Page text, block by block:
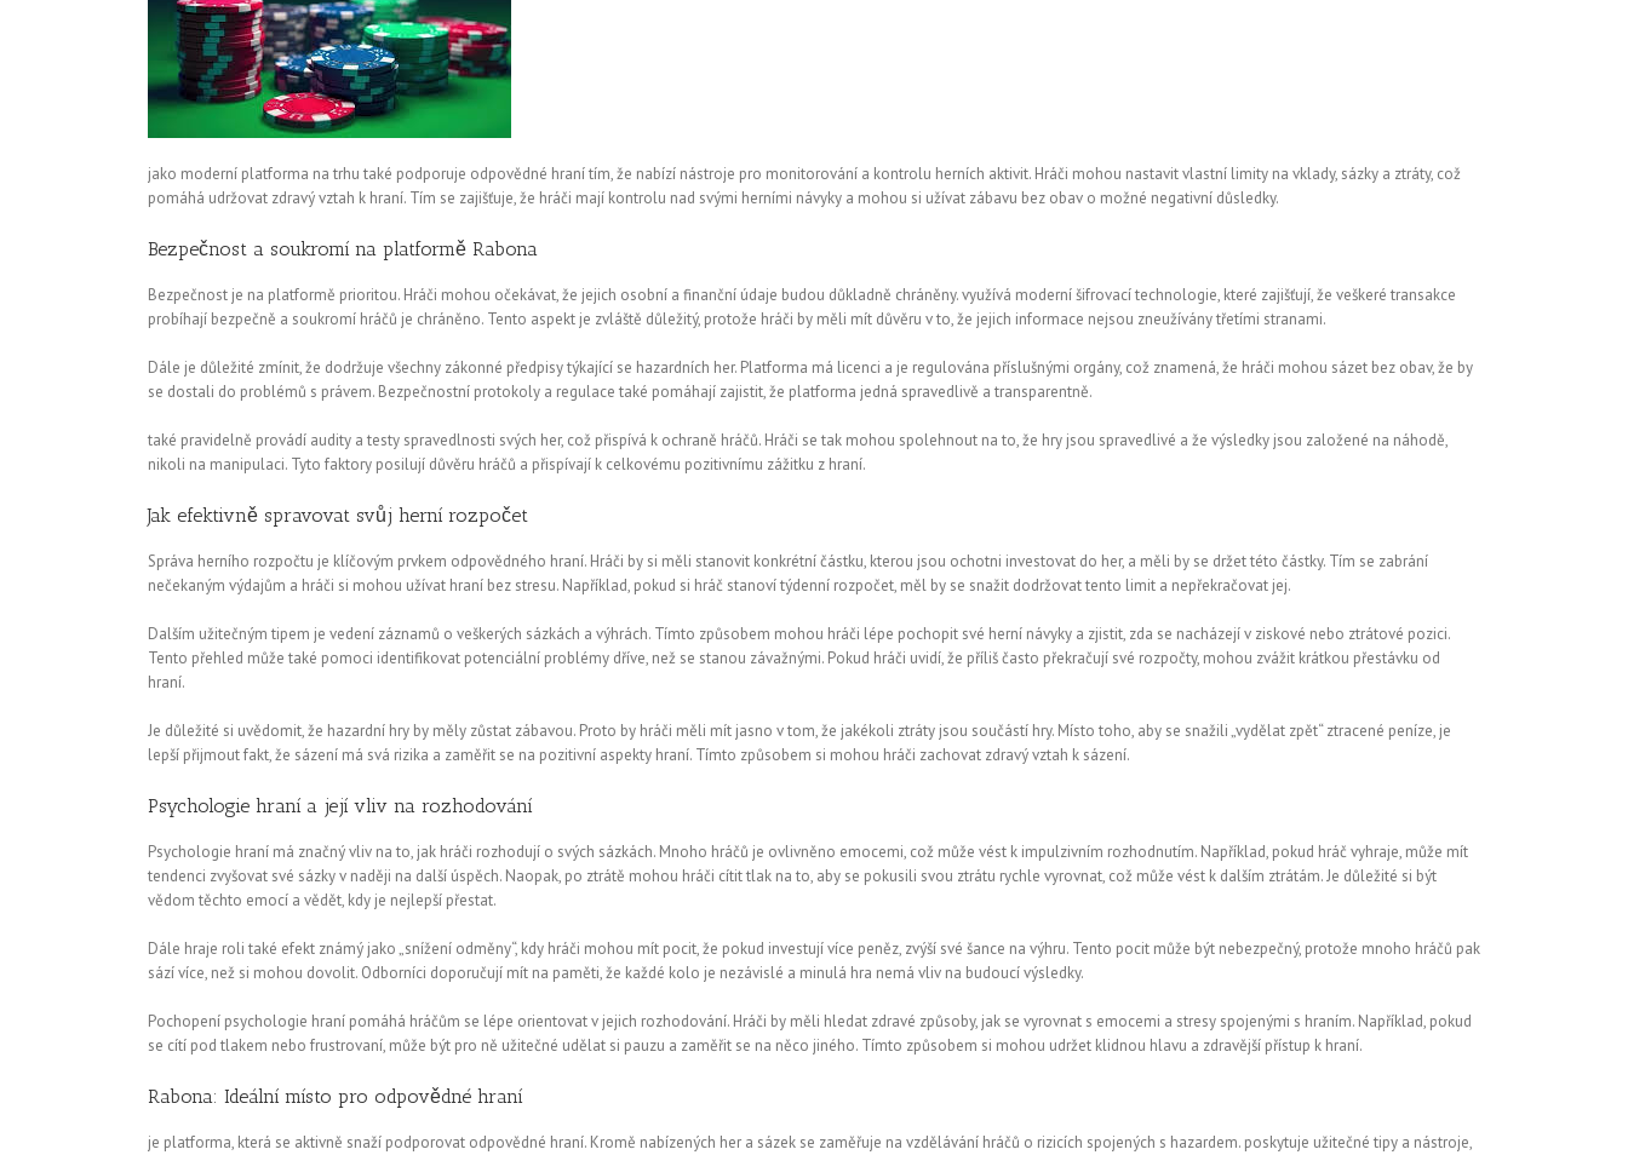
jako moderní platforma na trhu také podporuje odpovědné hraní tím, že nabízí nástroje pro monitorování a kontrolu herních aktivit. Hráči mohou nastavit vlastní limity na vklady, sázky a ztráty, což
pomáhá udržovat zdravý vztah k hraní. Tím se zajišťuje, že hráči mají kontrolu nad svými herními návyky a mohou si užívat zábavu bez obav o možné negativní důsledky.
Bezpečnost a soukromí na platformě Rabona
Bezpečnost je na platformě prioritou. Hráči mohou očekávat, že jejich osobní a finanční údaje budou důkladně chráněny. využívá moderní šifrovací technologie, které zajišťují, že veškeré transakce
probíhají bezpečně a soukromí hráčů je chráněno. Tento aspekt je zvláště důležitý, protože hráči by měli mít důvěru v to, že jejich informace nejsou zneužívány třetími stranami.
Dále je důležité zmínit, že dodržuje všechny zákonné předpisy týkající se hazardních her. Platforma má licenci a je regulována příslušnými orgány, což znamená, že hráči mohou sázet bez obav, že by
se dostali do problémů s právem. Bezpečnostní protokoly a regulace také pomáhají zajistit, že platforma jedná spravedlivě a transparentně.
také pravidelně provádí audity a testy spravedlnosti svých her, což přispívá k ochraně hráčů. Hráči se tak mohou spolehnout na to, že hry jsou spravedlivé a že výsledky jsou založené na náhodě,
nikoli na manipulaci. Tyto faktory posilují důvěru hráčů a přispívají k celkovému pozitivnímu zážitku z hraní.
Jak efektivně spravovat svůj herní rozpočet
Správa herního rozpočtu je klíčovým prvkem odpovědného hraní. Hráči by si měli stanovit konkrétní částku, kterou jsou ochotni investovat do her, a měli by se držet této částky. Tím se zabrání
nečekaným výdajům a hráči si mohou užívat hraní bez stresu. Například, pokud si hráč stanoví týdenní rozpočet, měl by se snažit dodržovat tento limit a nepřekračovat jej.
Dalším užitečným tipem je vedení záznamů o veškerých sázkách a výhrách. Tímto způsobem mohou hráči lépe pochopit své herní návyky a zjistit, zda se nacházejí v ziskové nebo ztrátové pozici.
Tento přehled může také pomoci identifikovat potenciální problémy dříve, než se stanou závažnými. Pokud hráči uvidí, že příliš často překračují své rozpočty, mohou zvážit krátkou přestávku od
hraní.
Je důležité si uvědomit, že hazardní hry by měly zůstat zábavou. Proto by hráči měli mít jasno v tom, že jakékoli ztráty jsou součástí hry. Místo toho, aby se snažili „vydělat zpět“ ztracené peníze, je
lepší přijmout fakt, že sázení má svá rizika a zaměřit se na pozitivní aspekty hraní. Tímto způsobem si mohou hráči zachovat zdravý vztah k sázení.
Psychologie hraní a její vliv na rozhodování
Psychologie hraní má značný vliv na to, jak hráči rozhodují o svých sázkách. Mnoho hráčů je ovlivněno emocemi, což může vést k impulzivním rozhodnutím. Například, pokud hráč vyhraje, může mít
tendenci zvyšovat své sázky v naději na další úspěch. Naopak, po ztrátě mohou hráči cítit tlak na to, aby se pokusili svou ztrátu rychle vyrovnat, což může vést k dalším ztrátám. Je důležité si být
vědom těchto emocí a vědět, kdy je nejlepší přestat.
Dále hraje roli také efekt známý jako „snížení odměny“, kdy hráči mohou mít pocit, že pokud investují více peněz, zvýší své šance na výhru. Tento pocit může být nebezpečný, protože mnoho hráčů pak
sází více, než si mohou dovolit. Odborníci doporučují mít na paměti, že každé kolo je nezávislé a minulá hra nemá vliv na budoucí výsledky.
Pochopení psychologie hraní pomáhá hráčům se lépe orientovat v jejich rozhodování. Hráči by měli hledat zdravé způsoby, jak se vyrovnat s emocemi a stresy spojenými s hraním. Například, pokud
se cítí pod tlakem nebo frustrovaní, může být pro ně užitečné udělat si pauzu a zaměřit se na něco jiného. Tímto způsobem si mohou udržet klidnou hlavu a zdravější přístup k hraní.
Rabona: Ideální místo pro odpovědné hraní
je platforma, která se aktivně snaží podporovat odpovědné hraní. Kromě nabízených her a sázek se zaměřuje na vzdělávání hráčů o rizicích spojených s hazardem. poskytuje užitečné tipy a nástroje,